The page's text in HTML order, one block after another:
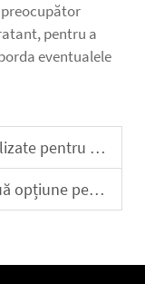
pentru a
eventualele
clinice între PEEK și aliajul de titan
al reparării fracturilor complexe